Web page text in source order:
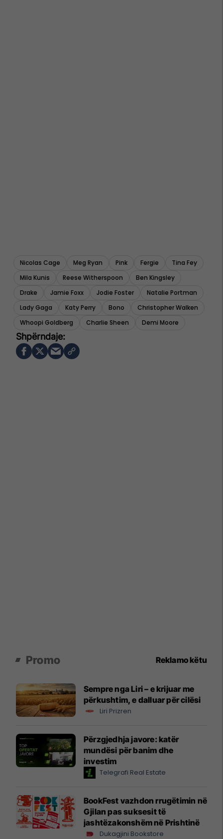
Nicolas Cage Meg Ryan Pink Fergie
Tina Fey
Mila Kunis
Reese Witherspoon
Ben Kingsley
Drake
Jamie Foxx Jodie Foster
Natalie Portman
Lady Gaga
Katy Perry Bono
Christopher Walken
Whoopi Goldberg
Charlie Sheen Demi Moore
Promo Reklamo këtu
Sempre nga Liri – e krijuar me
përkushtim, e dalluar për cilësi
Liri Prizren
Përzgjedhja javore: katër
mundësi për banim dhe
investim
Telegrafi Real Estate
BookFest vazhdon rrugëtimin në
Gjilan pas suksesit të
jashtëzakonshëm në Prishtinë
Dukagjini Bookstore